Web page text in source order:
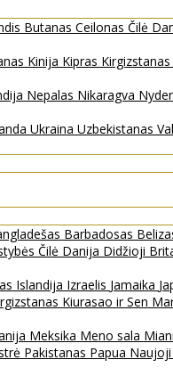
Butanas Ceilonas Čilė
Kinija Kipras Kirgizstanas
Nepalas Nikaragva
Ukraina Uzbekistanas
Barbadosas
Čilė Danija Didžioji
Islandija Izraelis Jamaika
Kiurasao ir Sen
Meksika Meno sala
Pakistanas Papua